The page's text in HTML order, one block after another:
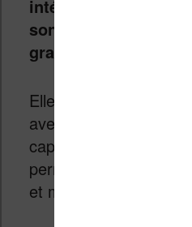
intéressant de cette
son prix
grand écran de 7.8
Elle possède une
avec une résolution
capacité de stockage
permet d’y stocker
et mangas.